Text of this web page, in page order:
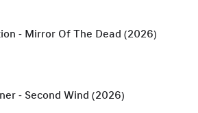
- Mirror Of The Dead (2026)
- Second Wind (2026)